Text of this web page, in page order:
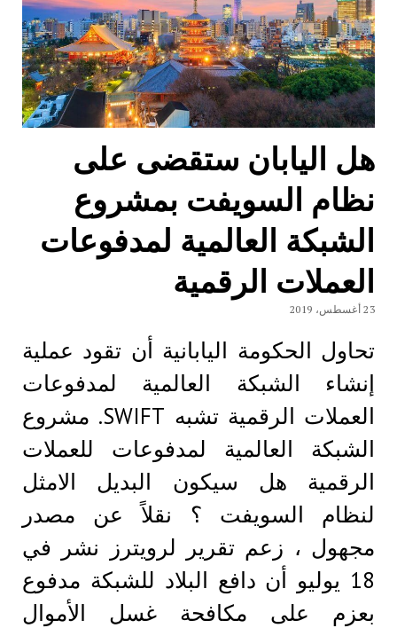
هل اليابان ستقضى على
نظام السويفت بمشروع
الشبكة العالمية لمدفوعات
العملات الرقمية
23 أغسطس، 2019
تحاول الحكومة اليابانية أن تقود عملية
إنشاء الشبكة العالمية لمدفوعات
العملات الرقمية تشبه SWIFT. مشروع
الشبكة العالمية لمدفوعات للعملات
الرقمية هل سيكون البديل الامثل
لنظام السويفت ؟ نقلاً عن مصدر
مجهول ، زعم تقرير لرويترز نشر في
18 يوليو أن دافع البلاد للشبكة مدفوع
بعزم على مكافحة غسل الأموال